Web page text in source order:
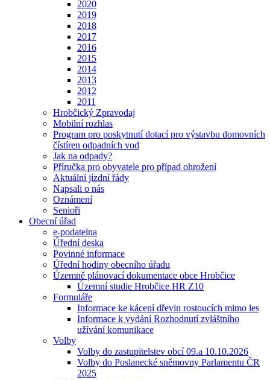
2020
2019
2018
2017
2016
2015
2014
2013
2012
2011
Hrobčický Zpravodaj
Mobilní rozhlas
Program pro poskytnutí dotací pro výstavbu domovních
čístíren odpadních vod
Jak na odpady?
Příručka pro obyvatele pro případ ohrožení
Aktuální jízdní řády
Napsali o nás
Oznámení
Senioři
Obecní úřad
e-podatelna
Úřední deska
Povinné informace
Úřední hodiny obecního úřadu
Územně plánovací dokumentace obce Hrobčice
Územní studie Hrobčice HR Z10
Formuláře
Informace ke kácení dřevin rostoucích mimo les
Informace k vydání Rozhodnutí zvláštního
užívání komunikace
Volby
Volby do zastupitelstev obcí 09.a 10.10.2026
Volby do Poslanecké sněmovny Parlamentu ČR
2025